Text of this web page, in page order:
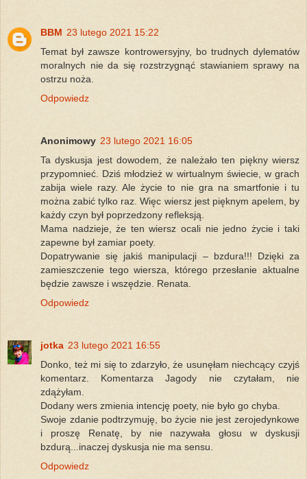
BBM 23 lutego 2021 15:22
Temat był zawsze kontrowersyjny, bo trudnych dylematów
moralnych nie da się rozstrzygnąć stawianiem sprawy na
ostrzu noża.
Odpowiedz
Anonimowy 23 lutego 2021 16:05
Ta dyskusja jest dowodem, że należało ten piękny wiersz
przypomnieć. Dziś młodzież w wirtualnym świecie, w grach
zabija wiele razy. Ale życie to nie gra na smartfonie i tu
można zabić tylko raz. Więc wiersz jest pięknym apelem, by
każdy czyn był poprzedzony refleksją.
Mama nadzieje, że ten wiersz ocali nie jedno życie i taki
zapewne był zamiar poety.
Dopatrywanie się jakiś manipulacji – bzdura!!! Dzięki za
zamieszczenie tego wiersza, którego przesłanie aktualne
będzie zawsze i wszędzie. Renata.
Odpowiedz
jotka 23 lutego 2021 16:55
Donko, też mi się to zdarzyło, że usunęłam niechcący czyjś
komentarz. Komentarza Jagody nie czytałam, nie
zdążyłam.
Dodany wers zmienia intencję poety, nie było go chyba.
Swoje zdanie podtrzymuję, bo życie nie jest zerojedynkowe
i proszę Renatę, by nie nazywała głosu w dyskusji
bzdurą...inaczej dyskusja nie ma sensu.
Odpowiedz